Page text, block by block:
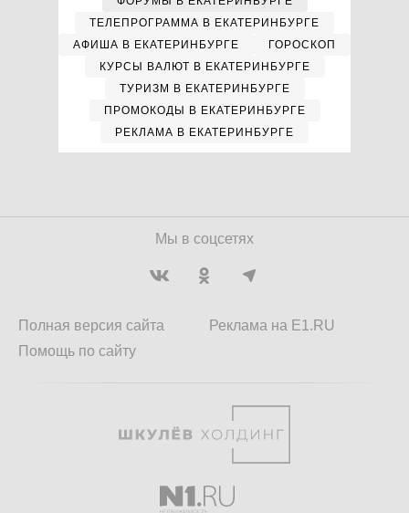
ТЕЛЕПРОГРАММА В ЕКАТЕРИНБУРГЕ
АФИША В ЕКАТЕРИНБУРГЕ
ГОРОСКОП
КУРСЫ ВАЛЮТ В ЕКАТЕРИНБУРГЕ
ТУРИЗМ В ЕКАТЕРИНБУРГЕ
ПРОМОКОДЫ В ЕКАТЕРИНБУРГЕ
РЕКЛАМА В ЕКАТЕРИНБУРГЕ
Мы в соцсетях
Полная версия сайта
Помощь по сайту
Реклама на E1.RU